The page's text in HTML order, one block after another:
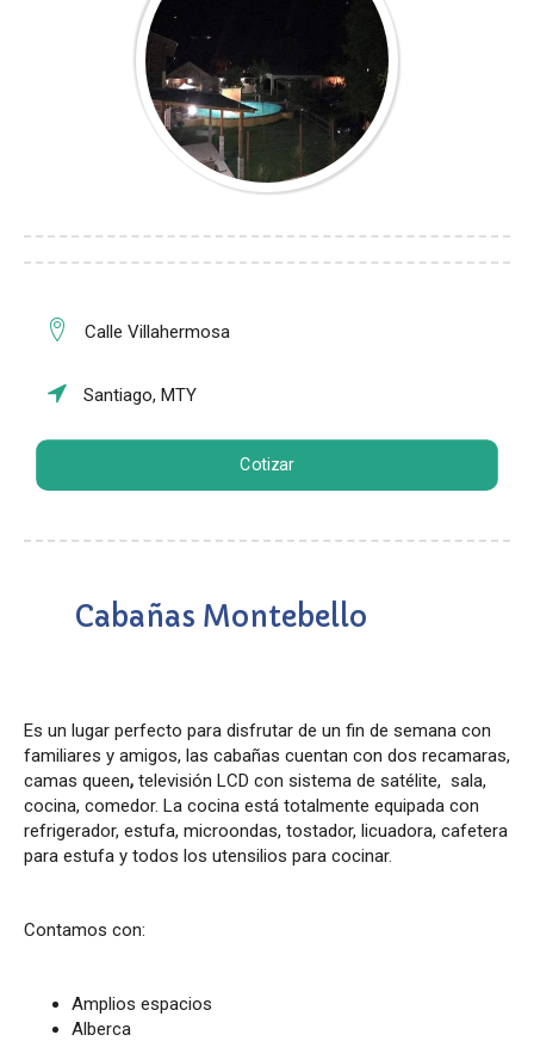
Calle Villahermosa
Santiago, MTY
Cotizar
Cabañas Montebello
Es un lugar perfecto para disfrutar de un fin de semana con
familiares y amigos, las cabañas cuentan con dos recamaras,
camas queen, televisión LCD con sistema de satélite, sala,
cocina, comedor. La cocina está totalmente equipada con
refrigerador, estufa, microondas, tostador, licuadora, cafetera
para estufa y todos los utensilios para cocinar.
Contamos con:
Amplios espacios
Alberca